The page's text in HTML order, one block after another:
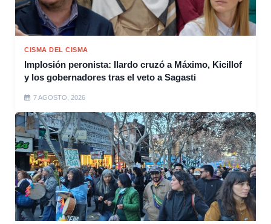
CISMA DEL CISMA
Implosión peronista: Ilardo cruzó a Máximo, Kicillof
y los gobernadores tras el veto a Sagasti
7 AGOSTO, 2026